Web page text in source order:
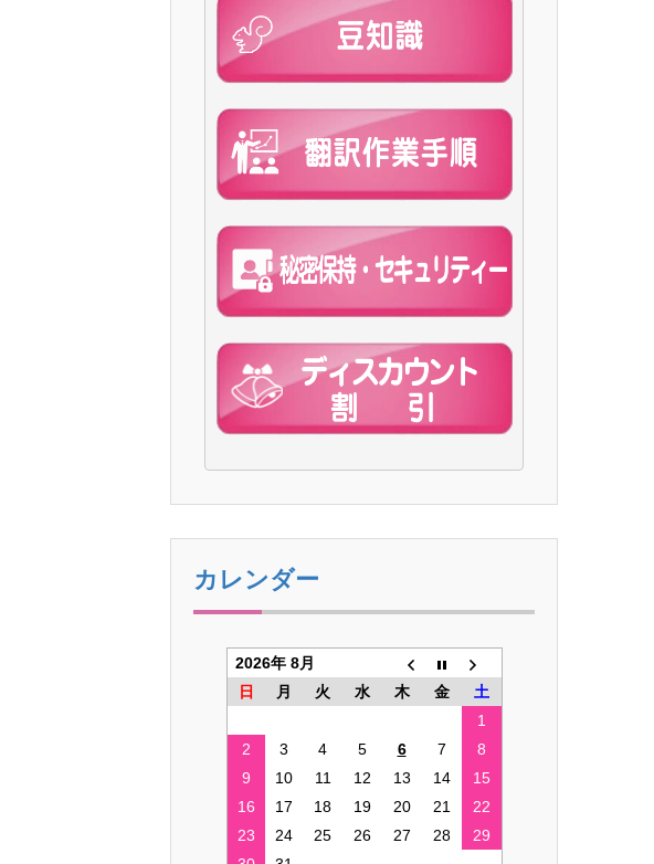
カレンダー
2026年 8月
日
月 火 水 木 金
土
1
2
3 4 5 6 7
8
9
10 11 12 13 14
15
16
17 18 19 20 21
22
23
24 25 26 27 28
29